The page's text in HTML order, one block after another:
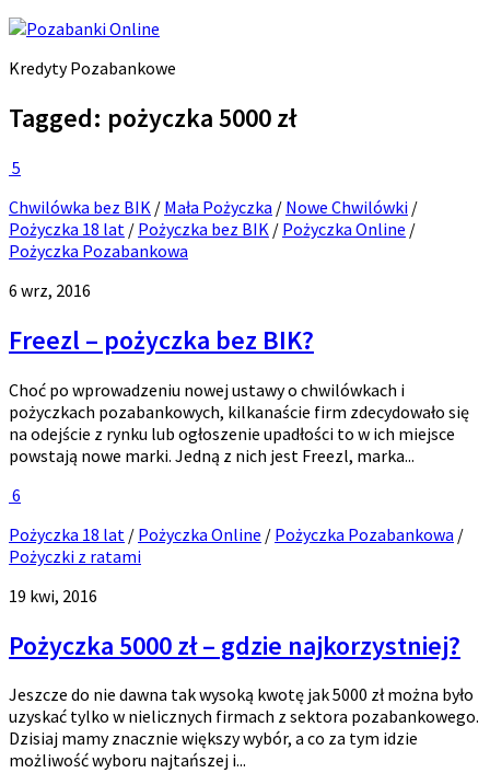
Kredyty Pozabankowe
Tagged: pożyczka 5000 zł
5
Chwilówka bez BIK / Mała Pożyczka / Nowe Chwilówki /
Pożyczka 18 lat / Pożyczka bez BIK / Pożyczka Online /
Pożyczka Pozabankowa
6 wrz, 2016
Freezl – pożyczka bez BIK?
Choć po wprowadzeniu nowej ustawy o chwilówkach i
pożyczkach pozabankowych, kilkanaście firm zdecydowało się
na odejście z rynku lub ogłoszenie upadłości to w ich miejsce
powstają nowe marki. Jedną z nich jest Freezl, marka...
6
Pożyczka 18 lat / Pożyczka Online / Pożyczka Pozabankowa /
Pożyczki z ratami
19 kwi, 2016
Pożyczka 5000 zł – gdzie najkorzystniej?
Jeszcze do nie dawna tak wysoką kwotę jak 5000 zł można było
uzyskać tylko w nielicznych firmach z sektora pozabankowego.
Dzisiaj mamy znacznie większy wybór, a co za tym idzie
możliwość wyboru najtańszej i...